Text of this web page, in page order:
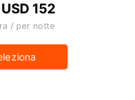
USD 152
/ per notte